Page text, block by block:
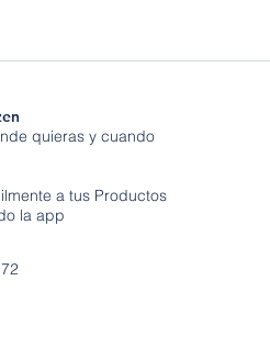
quieras y cuando
a tus Productos
la app